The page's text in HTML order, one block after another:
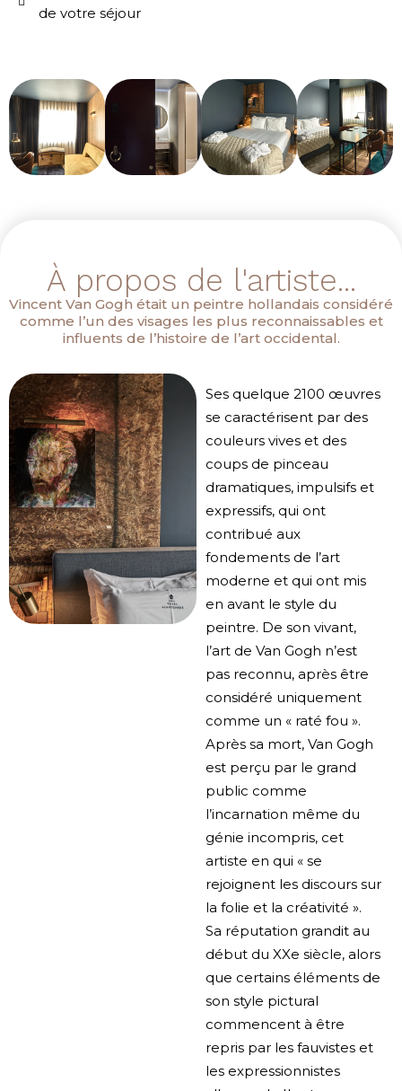
de votre séjour
À propos de l'artiste...
Vincent Van Gogh était un peintre hollandais considéré
comme l’un des visages les plus reconnaissables et
influents de l’histoire de l’art occidental.
Ses quelque 2100 œuvres
se caractérisent par des
couleurs vives et des
coups de pinceau
dramatiques, impulsifs et
expressifs, qui ont
contribué aux
fondements de l’art
moderne et qui ont mis
en avant le style du
peintre. De son vivant,
l’art de Van Gogh n’est
pas reconnu, après être
considéré uniquement
comme un « raté fou ».
Après sa mort, Van Gogh
est perçu par le grand
public comme
l’incarnation même du
génie incompris, cet
artiste en qui « se
rejoignent les discours sur
la folie et la créativité ».
Sa réputation grandit au
début du XXe siècle, alors
que certains éléments de
son style pictural
commencent à être
repris par les fauvistes et
les expressionnistes